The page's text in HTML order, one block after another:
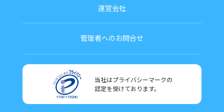
運営会社
管理者へのお問合せ
当社はプライバシーマークの
認定を受けております。